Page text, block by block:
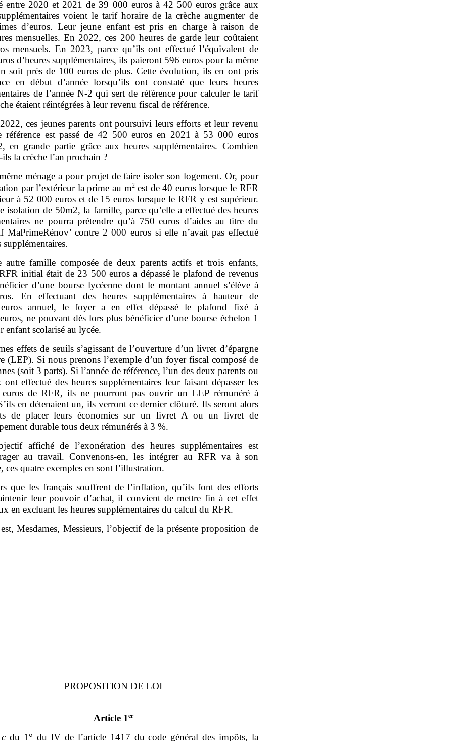
entre 2020 et 2021 de 39 000 euros à 42 500 euros grâce aux
voient le tarif horaire de la crèche augmenter de
d’euros. Leur jeune enfant est pris en charge à raison de
mensuelles. En 2022, ces 200 heures de garde leur coûtaient
mensuels. En 2023, parce qu’ils ont effectué l’équivalent de
d’heures supplémentaires, ils paieront 596 euros pour la même
soit près de 100 euros de plus. Cette évolution, ils en ont pris
en début d’année lorsqu’ils ont constaté que leurs heures
de l’année N‑2 qui sert de référence pour calculer le tarif
étaient réintégrées à leur revenu fiscal de référence.
ces jeunes parents ont poursuivi leurs efforts et leur revenu
référence est passé de 42 500 euros en 2021 à 53 000 euros
en grande partie grâce aux heures supplémentaires. Combien
la crèche l’an prochain ?
ménage a pour projet de faire isoler son logement. Or, pour
par l’extérieur la prime au m2est de 40 euros lorsque le RFR
à 52 000 euros et de 15 euros lorsque le RFR y est supérieur.
isolation de 50m2, la famille, parce qu’elle a effectué des heures
ne pourra prétendre qu’à 750 euros d’aides au titre du
MaPrimeRénov’ contre 2 000 euros si elle n’avait pas effectué
supplémentaires.
autre famille composée de deux parents actifs et trois enfants,
initial était de 23 500 euros a dépassé le plafond de revenus
d’une bourse lycéenne dont le montant annuel s’élève à
En effectuant des heures supplémentaires à hauteur de
annuel, le foyer a en effet dépassé le plafond fixé à
ne pouvant dès lors plus bénéficier d’une bourse échelon 1
enfant scolarisé au lycée.
effets de seuils s’agissant de l’ouverture d’un livret d’épargne
(LEP). Si nous prenons l’exemple d’un foyer fiscal composé de
(soit 3 parts). Si l’année de référence, l’un des deux parents ou
ont effectué des heures supplémentaires leur faisant dépasser les
de RFR, ils ne pourront pas ouvrir un LEP rémunéré à
en détenaient un, ils verront ce dernier clôturé. Ils seront alors
de placer leurs économies sur un livret A ou un livret de
durable tous deux rémunérés à 3 %.
affiché de l’exonération des heures supplémentaires est
au travail. Convenons‑en, les intégrer au RFR va à son
ces quatre exemples en sont l’illustration.
que les français souffrent de l’inflation, qu’ils font des efforts
leur pouvoir d’achat, il convient de mettre fin à cet effet
en excluant les heures supplémentaires du calcul du RFR.
Mesdames, Messieurs, l’objectif de la présente proposition de
PROPOSITION DE LOI
Article 1er
cdu 1° du IV de l’article 1417 du code général des impôts, la